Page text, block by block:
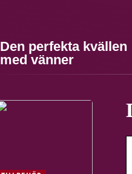
Den perfekta kvällen
med vänner